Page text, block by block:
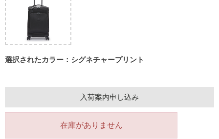
選択されたカラー：シグネチャープリント
入荷案内申し込み
在庫がありません